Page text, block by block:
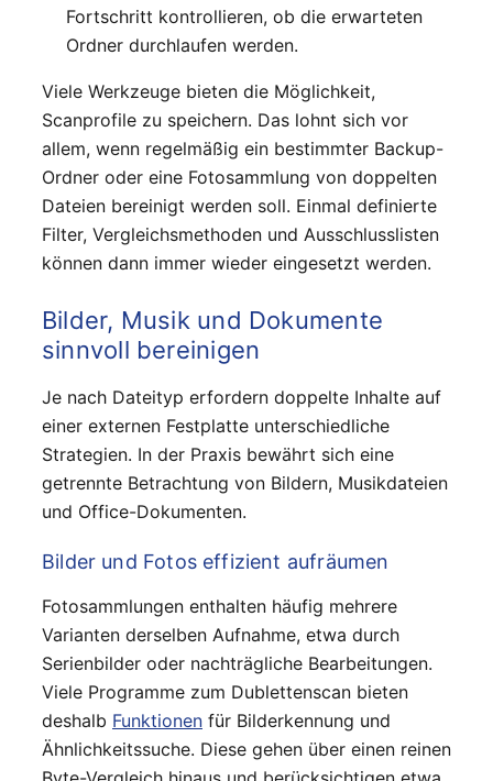
Fortschritt kontrollieren, ob die erwarteten
Ordner durchlaufen werden.
Viele Werkzeuge bieten die Möglichkeit,
Scanprofile zu speichern. Das lohnt sich vor
allem, wenn regelmäßig ein bestimmter Backup-
Ordner oder eine Fotosammlung von doppelten
Dateien bereinigt werden soll. Einmal definierte
Filter, Vergleichsmethoden und Ausschlusslisten
können dann immer wieder eingesetzt werden.
Bilder, Musik und Dokumente
sinnvoll bereinigen
Je nach Dateityp erfordern doppelte Inhalte auf
einer externen Festplatte unterschiedliche
Strategien. In der Praxis bewährt sich eine
getrennte Betrachtung von Bildern, Musikdateien
und Office-Dokumenten.
Bilder und Fotos effizient aufräumen
Fotosammlungen enthalten häufig mehrere
Varianten derselben Aufnahme, etwa durch
Serienbilder oder nachträgliche Bearbeitungen.
Viele Programme zum Dublettenscan bieten
deshalb Funktionen für Bilderkennung und
Ähnlichkeitssuche. Diese gehen über einen reinen